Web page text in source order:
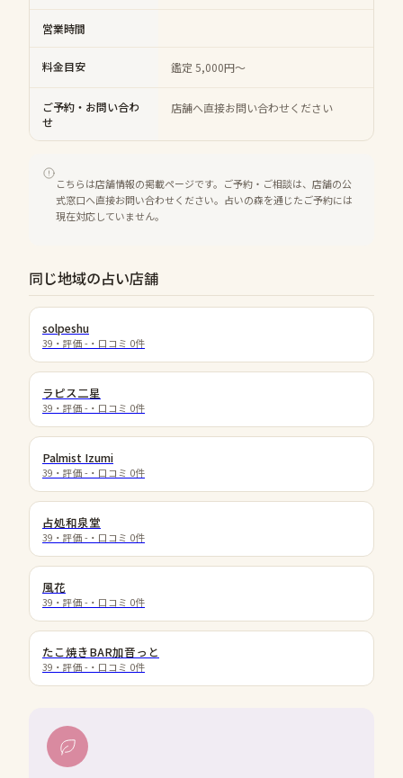
営業時間
料金目安 鑑定 5,000円～
ご予約・お問い合わ
せ
店舗へ直接お問い合わせください
こちらは店舗情報の掲載ページです。ご予約・ご相談は、店舗の公
式窓口へ直接お問い合わせください。占いの森を通じたご予約には
現在対応していません。
同じ地域の占い店舗
solpeshu
39 ・評価 - ・口コミ 0件
ラピス二星
39 ・評価 - ・口コミ 0件
Palmist Izumi
39 ・評価 - ・口コミ 0件
占処和泉堂
39 ・評価 - ・口コミ 0件
風花
39 ・評価 - ・口コミ 0件
たこ焼きBAR加音っと
39 ・評価 - ・口コミ 0件